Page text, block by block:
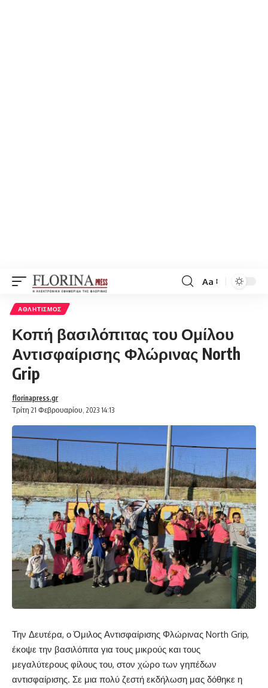
Font
Aa
ΑΘΛΗΤΙΣΜΌΣ
Κοπή βασιλόπιτας του Ομίλου
Αντισφαίρισης Φλώρινας North
Grip
Τρίτη 21 Φεβρουαρίου, 2023 14:13
florinapress.gr
Την Δευτέρα, ο Όμιλος Αντισφαίρισης Φλώρινας North Grip,
έκοψε την βασιλόπιτα για τους μικρούς και τους
μεγαλύτερους φίλους του, στον χώρο των γηπέδων
αντισφαίρισης. Σε μια πολύ ζεστή εκδήλωση μας δόθηκε η